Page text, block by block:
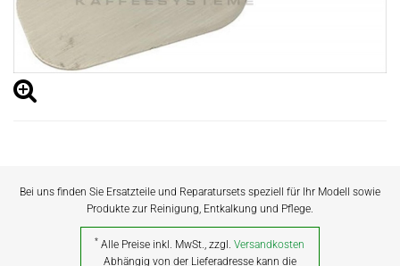
Bei uns finden Sie Ersatzteile und Reparatursets speziell für Ihr Modell sowie
Produkte zur Reinigung, Entkalkung und Pflege.
* Alle Preise inkl. MwSt., zzgl.Versandkosten
Abhängig von der Lieferadresse kann die